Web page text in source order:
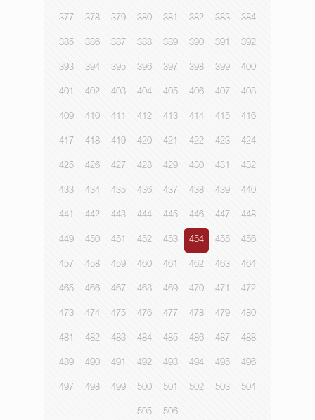
377 378 379 380 381 382 383 384
385 386 387 388 389 390 391 392
393 394 395 396 397 398 399 400
401 402 403 404 405 406 407 408
409 410 411 412 413 414 415 416
417 418 419 420 421 422 423 424
425 426 427 428 429 430 431 432
433 434 435 436 437 438 439 440
441 442 443 444 445 446 447 448
449 450 451 452 453 454 455 456
457 458 459 460 461 462 463 464
465 466 467 468 469 470 471 472
473 474 475 476 477 478 479 480
481 482 483 484 485 486 487 488
489 490 491 492 493 494 495 496
497 498 499 500 501 502 503 504
505 506